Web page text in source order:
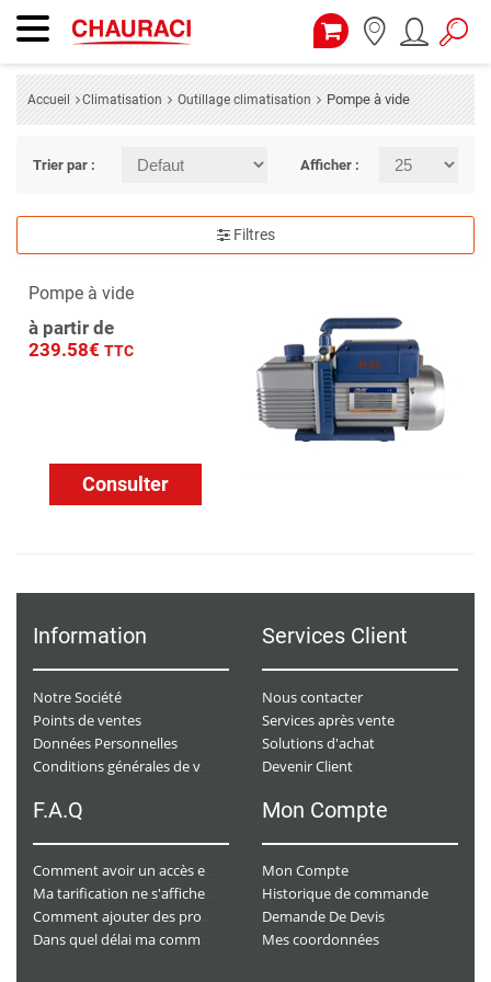
Accueil Climatisation Outillage climatisation Pompe à vide
Trier par : Afficher :
Filtres
Pompe à vide
à partir de
239.58€ TTC
Consulter
Information
Notre Société
Points de ventes
Données Personnelles
Services Client
Nous contacter
Services après vente
Solutions d'achat
Devenir Client
F.A.Q Mon Compte
Mon Compte
Historique de commande
Demande De Devis
Mes coordonnées